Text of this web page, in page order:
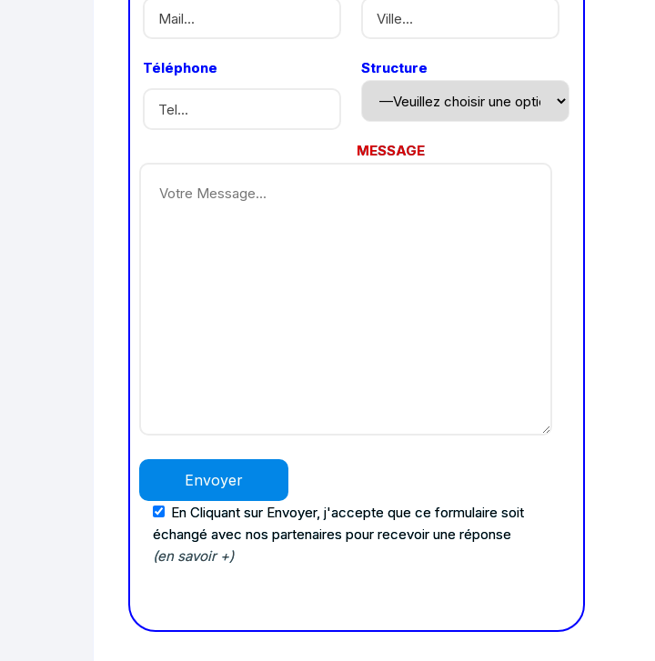
Téléphone Structure
MESSAGE
En Cliquant sur Envoyer, j'accepte que ce formulaire soit
échangé avec nos partenaires pour recevoir une réponse
(en savoir +)